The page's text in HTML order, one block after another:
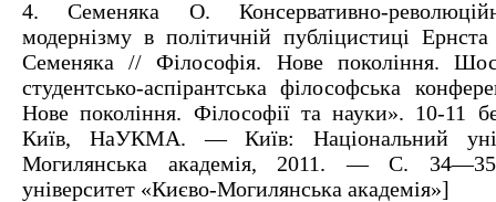
4. Семеняка О. Консервативно-
модернізму в політичній публіцистиці
Семеняка // Філософія. Нове покоління.
студентсько-аспірантська філософська
Нове покоління. Філософії та науки». 10-11
Київ, НаУКМА. — Київ: Національний
Могилянська академія, 2011. — С.
університет «Києво-Могилянська академія»]